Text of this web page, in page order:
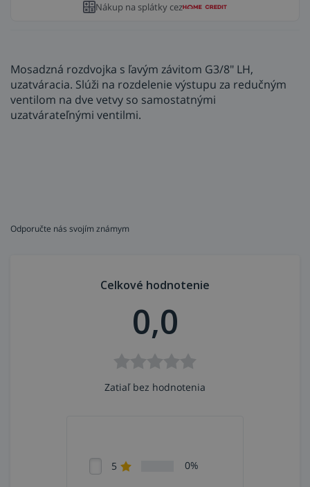
Nákup na splátky cez
Mosadzná rozdvojka s ľavým závitom G3/8" LH,
uzatváracia. Slúži na rozdelenie výstupu za redučným
ventilom na dve vetvy so samostatnými
uzatvárateľnými ventilmi.
Odporučte nás svojím známym
Celkové hodnotenie
0,0
Zatiaľ bez hodnotenia
5 0%